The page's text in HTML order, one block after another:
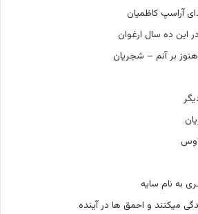
آراسپ کاظمیان
این ده سال ارغوان
بر آنم – شجریان
به نام سایه
میکنند و احمق ها در آینده